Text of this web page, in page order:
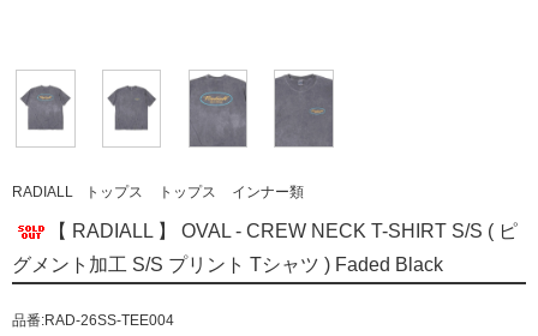
RADIALL トップス トップス インナー類
【 RADIALL 】 OVAL - CREW NECK T-SHIRT S/S ( ピ
グメント加工 S/S プリント Tシャツ ) Faded Black
品番:RAD-26SS-TEE004